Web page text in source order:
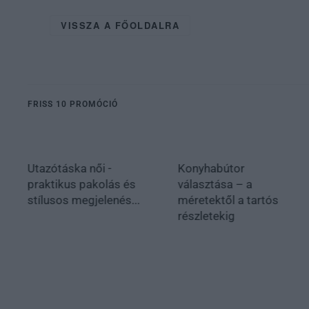
VISSZA A FŐOLDALRA
FRISS 10 PROMÓCIÓ
Utazótáska női -
praktikus pakolás és
stílusos megjelenés...
Konyhabútor
választása – a
méretektől a tartós
részletekig